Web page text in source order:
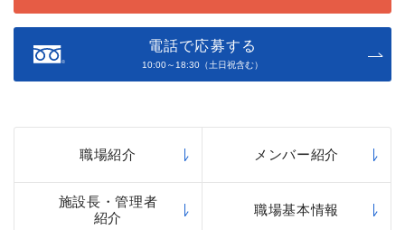
電話で応募する
10:00～18:30（土日祝含む）
職場紹介 メンバー紹介
施設長・管理者
紹介
職場基本情報